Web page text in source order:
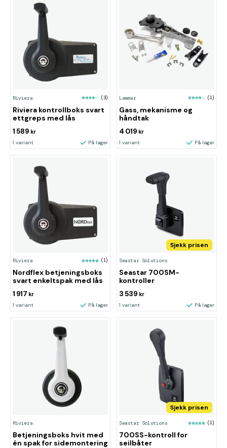
Riviera (3)
Riviera kontrollboks svart
ettgreps med lås
1 589 kr
1 variant På lager
Lewmar (1)
Gass, mekanisme og
håndtak
4 019 kr
1 variant På lager
Riviera (1)
Nordflex betjeningsboks
svart enkeltspak med lås
1 917 kr
1 variant På lager
Sjekk prisen
Seastar Solutions
Seastar 700SM-
kontroller
3 539 kr
1 variant På lager
Riviera
Betjeningsboks hvit med
én spak for sidemontering
Sjekk prisen
Seastar Solutions (1)
700SS-kontroll for
seilbåter